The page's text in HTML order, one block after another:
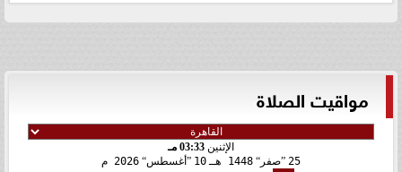
مواقيت الصلاة
الإثنين 03:33 مـ
25
صفر 1448 هـ 10 أغسطس 2026 م